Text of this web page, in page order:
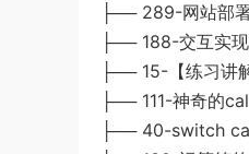
├── 289-网站部
├── 188-交互实
├── 15-【练习讲
├── 111-神奇的
├── 40-switch